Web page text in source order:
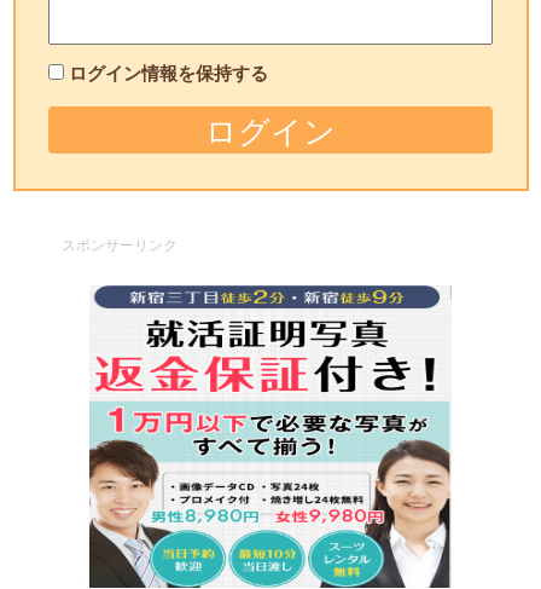
ログイン情報を保持する
スポンサーリンク